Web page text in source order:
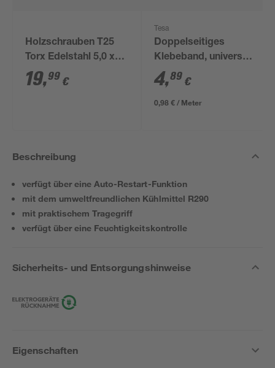
Holzschrauben T25
Torx Edelstahl 5,0 x
50 mm 50 Stück
19,99 €
Tesa
Doppelseitiges
Klebeband, universal
5m
4,89 €
0,98 € / Meter
Beschreibung
verfügt über eine Auto-Restart-Funktion
mit dem umweltfreundlichen Kühlmittel R290
mit praktischem Tragegriff
verfügt über eine Feuchtigkeitskontrolle
Sicherheits- und Entsorgungshinweise
Eigenschaften